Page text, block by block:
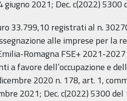
giugno 2021; Dec. c(2022)
33.799,10 registrati al n.
alle imprese per la
Romagna FSE+ 2021-
a favore dell’occupazione e
2020 n. 178, art. 1,
2021; Dec. c(2022) 5300